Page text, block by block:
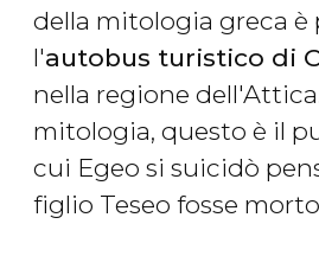
della mitologia greca è
l'autobus turistico di
nella regione
mitologia, questo è il
cui Egeo si suicidò
figlio Teseo fosse